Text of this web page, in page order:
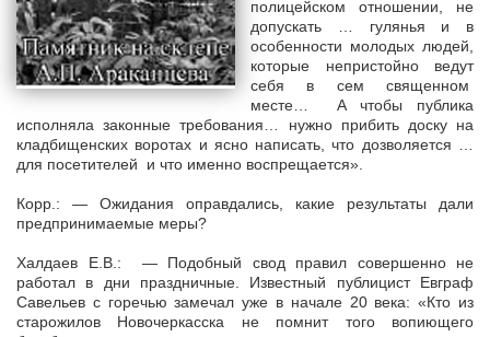
полицейском отношении, не
допускать … гулянья и в
особенности молодых людей,
которые непристойно ведут
себя в сем священном
месте… А чтобы публика
исполняла законные требования… нужно прибить доску на
кладбищенских воротах и ясно написать, что дозволяется …
для посетителей и что именно воспрещается».
Корр.: — Ожидания оправдались, какие результаты дали
предпринимаемые меры?
Халдаев Е.В.: — Подобный свод правил совершенно не
работал в дни праздничные. Известный публицист Евграф
Савельев с горечью замечал уже в начале 20 века: «Кто из
старожилов Новочеркасска не помнит того вопиющего